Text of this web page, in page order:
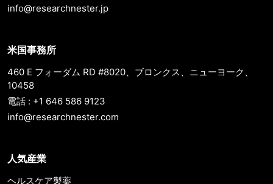
info@researchnester.jp
米国事務所
460 E フォーダム RD #8020、ブロンクス、ニューヨーク、
10458
電話 : +1 646 586 9123
info@researchnester.com
人気産業
ヘルスケア製薬